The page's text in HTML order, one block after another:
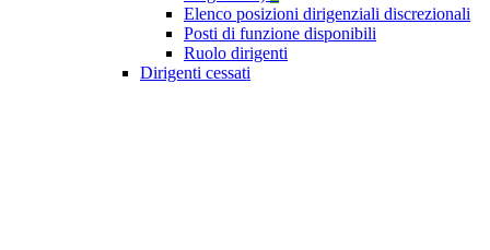
Elenco posizioni dirigenziali discrezionali
Posti di funzione disponibili
Ruolo dirigenti
Dirigenti cessati